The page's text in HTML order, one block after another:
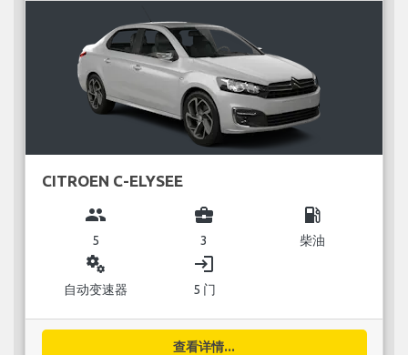
CITROEN C-ELYSEE
group
5
business_center
3
local_gas_station
柴油
miscellaneous_services
自动变速器
login
5 门
查看详情...